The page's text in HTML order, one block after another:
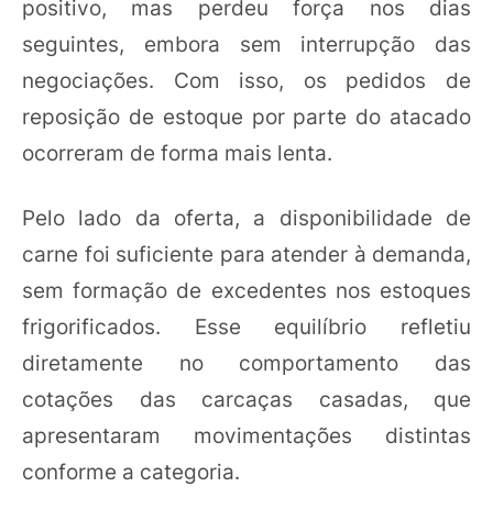
positivo, mas perdeu força nos dias
seguintes, embora sem interrupção das
negociações. Com isso, os pedidos de
reposição de estoque por parte do atacado
ocorreram de forma mais lenta.
Pelo lado da oferta, a disponibilidade de
carne foi suficiente para atender à demanda,
sem formação de excedentes nos estoques
frigorificados. Esse equilíbrio refletiu
diretamente no comportamento das
cotações das carcaças casadas, que
apresentaram movimentações distintas
conforme a categoria.